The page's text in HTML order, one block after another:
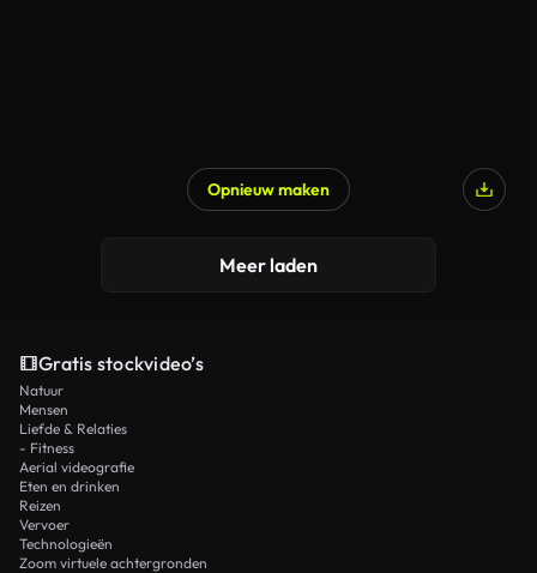
Opnieuw maken
Meer laden
Gratis stockvideo’s
Natuur
Mensen
Liefde & Relaties
- Fitness
Aerial videografie
Eten en drinken
Reizen
Vervoer
Technologieën
Zoom virtuele achtergronden